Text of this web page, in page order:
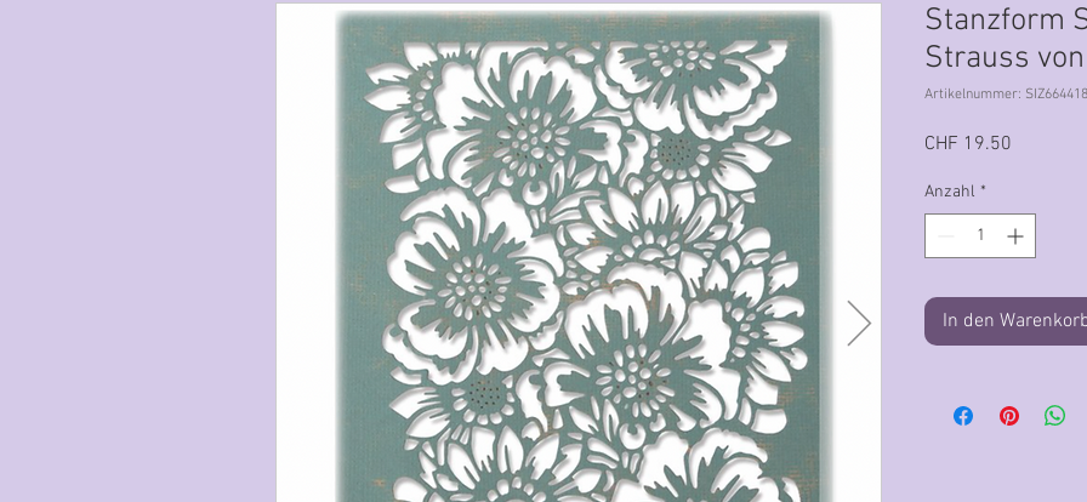
Stanzform
Strauss
Artikelnummer: SIZ664418
CHF 19.50
Anzahl *
In den